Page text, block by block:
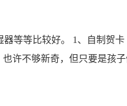
等等比较好。 1、自制贺
许不够新奇，但只要是孩